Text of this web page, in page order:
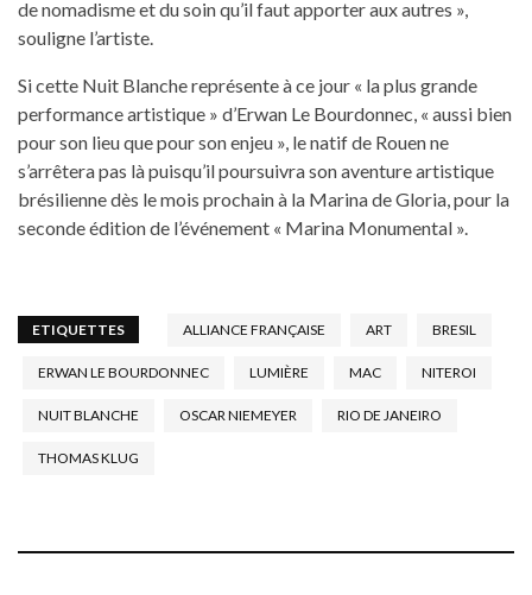
de nomadisme et du soin qu’il faut apporter aux autres »,
souligne l’artiste.
Si cette Nuit Blanche représente à ce jour « la plus grande
performance artistique » d’Erwan Le Bourdonnec, « aussi bien
pour son lieu que pour son enjeu », le natif de Rouen ne
s’arrêtera pas là puisqu’il poursuivra son aventure artistique
brésilienne dès le mois prochain à la Marina de Gloria, pour la
seconde édition de l’événement « Marina Monumental ».
ETIQUETTES ALLIANCE FRANÇAISE ART BRESIL
ERWAN LE BOURDONNEC LUMIÈRE MAC NITEROI
NUIT BLANCHE OSCAR NIEMEYER RIO DE JANEIRO
THOMAS KLUG